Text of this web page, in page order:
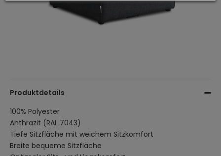
Produktdetails
100% Polyester
Anthrazit (RAL 7043)
Tiefe Sitzfläche mit weichem Sitzkomfort
Breite bequeme Sitzfläche